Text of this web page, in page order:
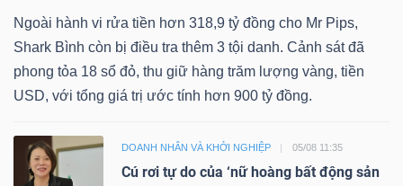
Ngoài hành vi rửa tiền hơn 318,9 tỷ đồng cho Mr Pips,
Shark Bình còn bị điều tra thêm 3 tội danh. Cảnh sát đã
phong tỏa 18 sổ đỏ, thu giữ hàng trăm lượng vàng, tiền
USD, với tổng giá trị ước tính hơn 900 tỷ đồng.
DOANH NHÂN VÀ KHỞI NGHIỆP 05/08 11:35
Cú rơi tự do của ‘nữ hoàng bất động sản